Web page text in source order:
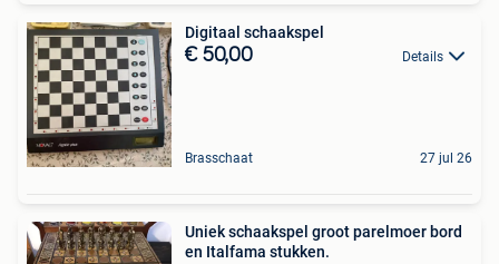
Digitaal schaakspel
€ 50,00 Details
Brasschaat 27 jul 26
Uniek schaakspel groot parelmoer bord
en Italfama stukken.